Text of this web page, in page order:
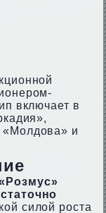
включает в
и
силой роста